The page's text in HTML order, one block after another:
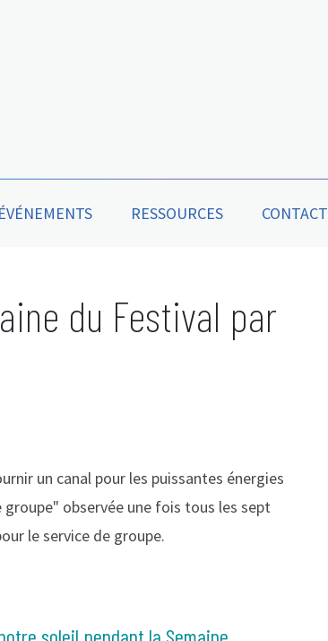
ÉVÉNEMENTS RESSOURCES CONTACT
du Festival par
un canal pour les puissantes énergies
observée une fois tous les sept
le service de groupe.